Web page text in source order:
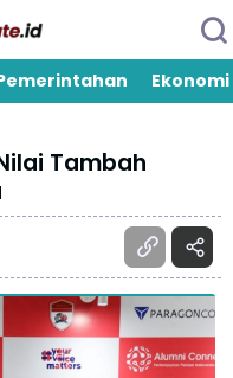
Ekonomi
Tambah